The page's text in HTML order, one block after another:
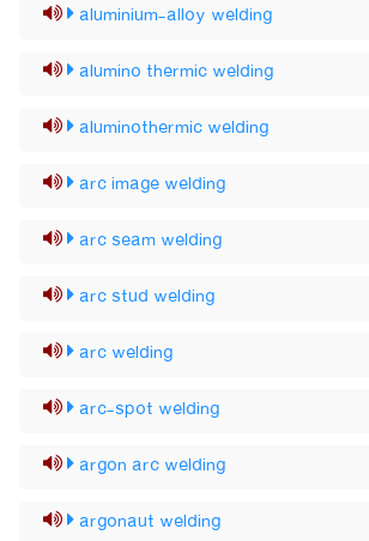
aluminium-alloy welding
alumino thermic welding
aluminothermic welding
arc image welding
arc seam welding
arc stud welding
arc welding
arc-spot welding
argon arc welding
argonaut welding